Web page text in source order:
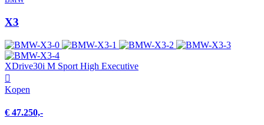
X3
XDrive30i M Sport High Executive
Kopen
€ 47.250,-